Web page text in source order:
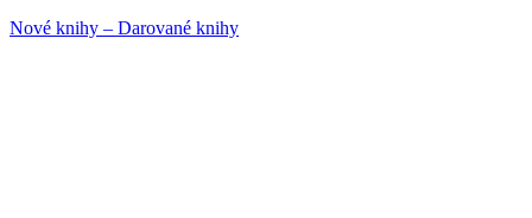
Nové knihy – Darované knihy